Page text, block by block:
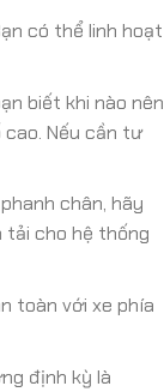
có thể linh hoạt
biết khi nào nên
Nếu cần tư
chân, hãy
tải cho hệ thống
toàn với xe phía
định kỳ là